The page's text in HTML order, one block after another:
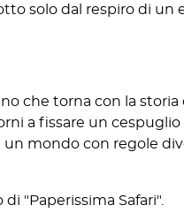
solo dal respiro di
che torna con la
a fissare un
mondo con regole
"Paperissima Safari".